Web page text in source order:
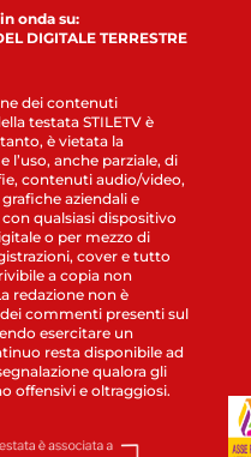
onda su:
DIGITALE TERRESTRE
dei contenuti
testata STILETV è
è vietata la
l’uso, anche parziale, di
contenuti audio/video,
aziendali e
qualsiasi dispositivo
o per mezzo di
cover e tutto
a copia non
redazione non è
commenti presenti sul
esercitare un
resta disponibile ad
qualora gli
offensivi e oltraggiosi.